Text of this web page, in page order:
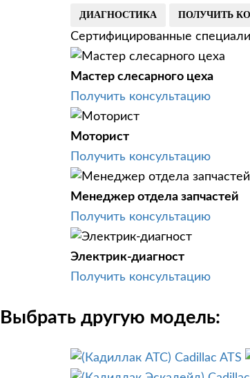
ДИАГНОСТИКА ПОЛУЧИТЬ
Сертифицированные
Мастер слесарного цеха
Получить консультацию
Моторист
Получить консультацию
Менеджер отдела запчастей
Получить консультацию
Электрик-диагност
Получить консультацию
Выбрать другую модель:
Cadillac ATS